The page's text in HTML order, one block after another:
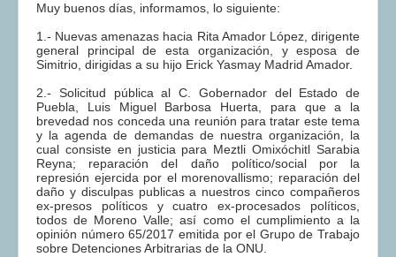
Muy buenos días, informamos, lo siguiente:
1.- Nuevas amenazas hacia Rita Amador López, dirigente
general principal de esta organización, y esposa de
Simitrio, dirigidas a su hijo Erick Yasmay Madrid Amador.
2.- Solicitud pública al C. Gobernador del Estado de
Puebla, Luis Miguel Barbosa Huerta, para que a la
brevedad nos conceda una reunión para tratar este tema
y la agenda de demandas de nuestra organización, la
cual consiste en justicia para Meztli Omixóchitl Sarabia
Reyna; reparación del daño político/social por la
represión ejercida por el morenovallismo; reparación del
daño y disculpas publicas a nuestros cinco compañeros
ex-presos políticos y cuatro ex-procesados políticos,
todos de Moreno Valle; así como el cumplimiento a la
opinión número 65/2017 emitida por el Grupo de Trabajo
sobre Detenciones Arbitrarias de la ONU.